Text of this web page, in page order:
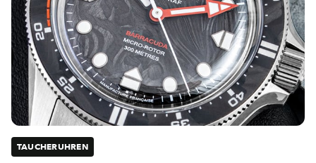
TAUCHERUHREN